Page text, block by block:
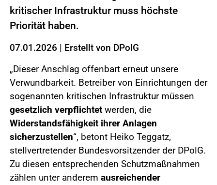
kritischer Infrastruktur muss höchste
Priorität haben.
07.01.2026 | Erstellt von DPolG
„Dieser Anschlag offenbart erneut unsere
Verwundbarkeit. Betreiber von Einrichtungen der
sogenannten kritischen Infrastruktur müssen
gesetzlich verpflichtet werden, die
Widerstandsfähigkeit ihrer Anlagen
sicherzustellen“, betont Heiko Teggatz,
stellvertretender Bundesvorsitzender der DPolG.
Zu diesen entsprechenden Schutzmaßnahmen
zählen unter anderem ausreichender